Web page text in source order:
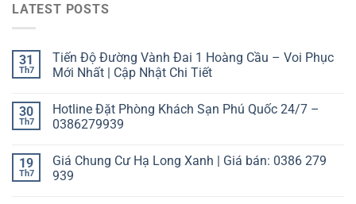
LATEST POSTS
31
Th7
Tiến Độ Đường Vành Đai 1 Hoàng Cầu – Voi Phục
Mới Nhất | Cập Nhật Chi Tiết
30
Th7
Hotline Đặt Phòng Khách Sạn Phú Quốc 24/7 –
0386279939
19
Th7
Giá Chung Cư Hạ Long Xanh | Giá bán: 0386 279
939